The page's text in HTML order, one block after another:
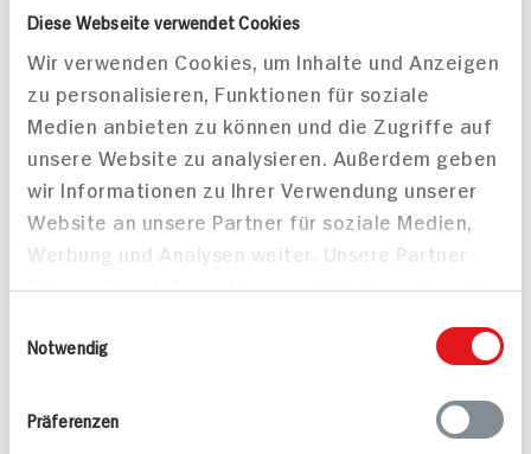
Diese Webseite verwendet Cookies
Wir verwenden Cookies, um Inhalte und Anzeigen
zu personalisieren, Funktionen für soziale
Medien anbieten zu können und die Zugriffe auf
unsere Website zu analysieren. Außerdem geben
wir Informationen zu Ihrer Verwendung unserer
Website an unsere Partner für soziale Medien,
Werbung und Analysen weiter. Unsere Partner
führen diese Informationen möglicherweise mit
bereitgestellt haben oder die sie im Rahmen
Notwendig
Präferenzen
Leicht
Winterlicher
Mandarinen-
642 kcal p. Portion
Rote Bete Salat mit
Riesengarnelen &
655 kcal p. Portion